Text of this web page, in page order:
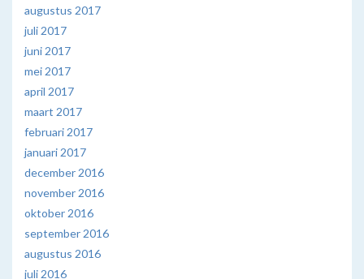
augustus 2017
juli 2017
juni 2017
mei 2017
april 2017
maart 2017
februari 2017
januari 2017
december 2016
november 2016
oktober 2016
september 2016
augustus 2016
juli 2016